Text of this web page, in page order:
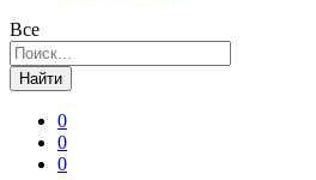
Все
Найти
0
0
0